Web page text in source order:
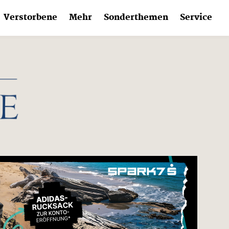
Verstorbene Mehr Sonderthemen Service